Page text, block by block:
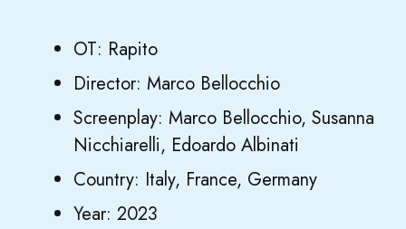
OT: Rapito
Director: Marco Bellocchio
Screenplay: Marco Bellocchio, Susanna
Nicchiarelli, Edoardo Albinati
Country: Italy, France, Germany
Year: 2023